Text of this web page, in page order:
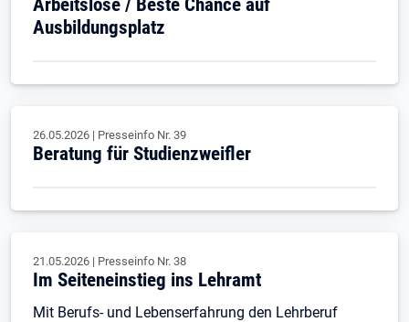
Ausbildungsplatz
26.05.2026 | Presseinfo Nr. 39
Beratung für Studienzweifler
21.05.2026 | Presseinfo Nr. 38
Im Seiteneinstieg ins Lehramt
Mit Berufs- und Lebenserfahrung den Lehrberuf